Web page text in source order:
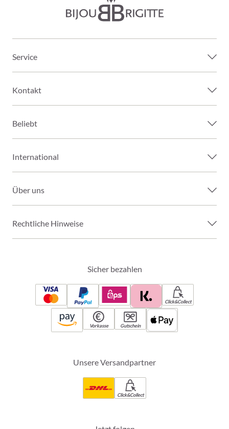
Service
Kontakt
Beliebt
International
Über uns
Rechtliche Hinweise
Sicher bezahlen
Click&Collect
Vorkasse Gutschein
Unsere Versandpartner
Click&Collect